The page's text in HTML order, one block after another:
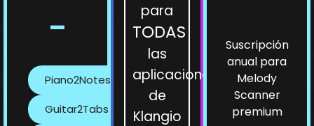
-
Piano2Notes
Guitar2Tabs
para
TODAS
las
aplicaciones
de
Klangio
Suscripción
anual para
Melody
Scanner
premium